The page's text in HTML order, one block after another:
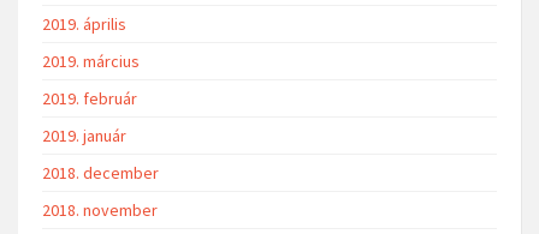
2019. április
2019. március
2019. február
2019. január
2018. december
2018. november